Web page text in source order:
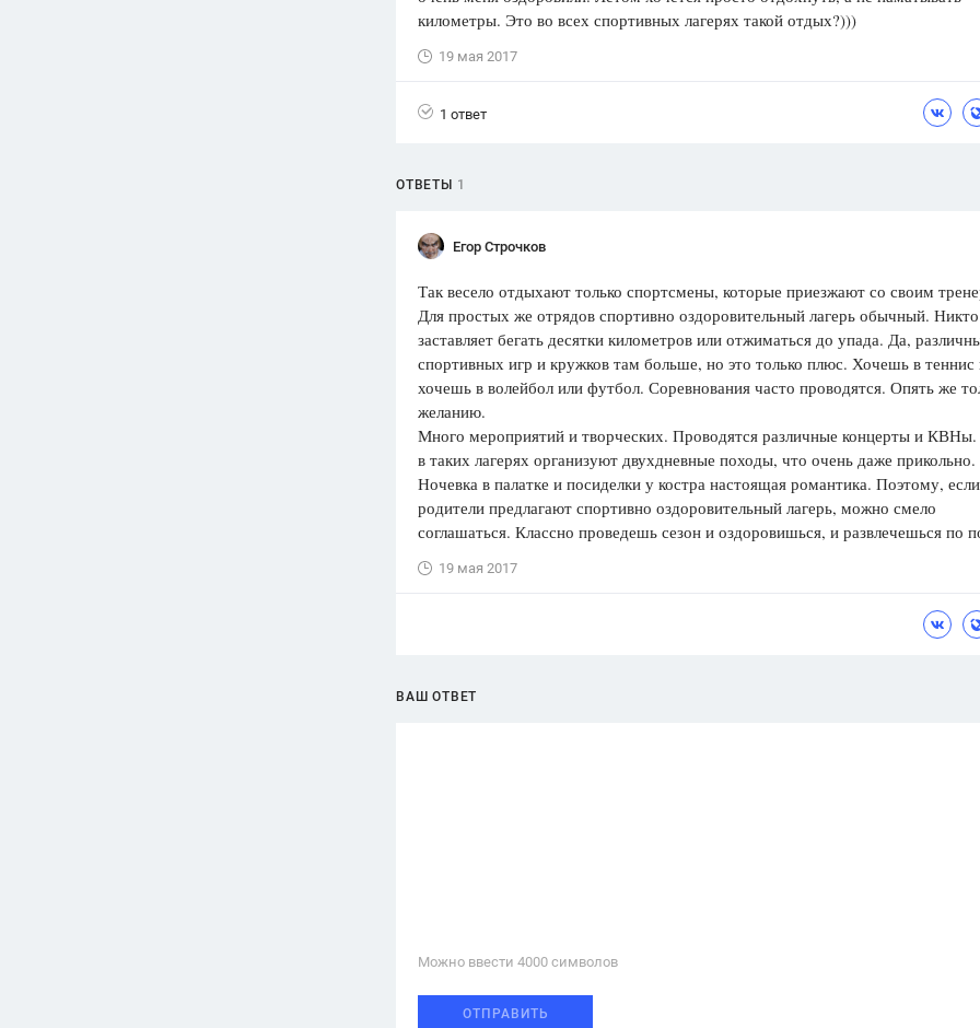
1752 ответа
ответа
1551 ответ
ответов
Цветков Л. А.
Красота,
километры. Это во всех спортивных лагерях такой отдых?)))
19 мая 2017
1 ответ
ОТВЕТЫ 1
Егор Строчков
Так весело отдыхают только спортсмены, которые приезжают со своим
Для простых же отрядов спортивно оздоровительный лагерь обычный.
заставляет бегать десятки километров или отжиматься до упада. Да,
спортивных игр и кружков там больше, но это только плюс. Хочешь в теннис
хочешь в волейбол или футбол. Соревнования часто проводятся. Опять же
желанию.
Много мероприятий и творческих. Проводятся различные концерты и
в таких лагерях организуют двухдневные походы, что очень даже прикольно.
Ночевка в палатке и посиделки у костра настоящая романтика. Поэтому, если
родители предлагают спортивно оздоровительный лагерь, можно смело
соглашаться. Классно проведешь сезон и оздоровишься, и развлечешься по
19 мая 2017
ВАШ ОТВЕТ
Можно ввести 4000 cимволов
ОТПРАВИТЬ